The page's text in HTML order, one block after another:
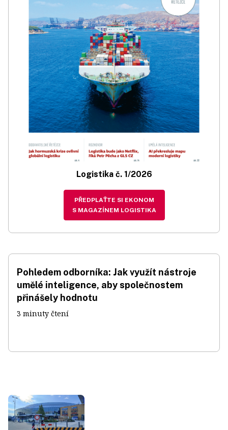
Logistika č. 1/2026
PŘEDPLAŤTE SI EKONOM
S MAGAZÍNEM LOGISTIKA
Pohledem odborníka: Jak využít nástroje
umělé inteligence, aby společnostem
přinášely hodnotu
3 minuty čtení